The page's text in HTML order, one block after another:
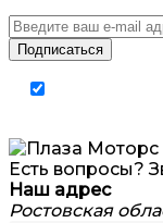
Есть вопросы?
Наш адрес
Ростовская